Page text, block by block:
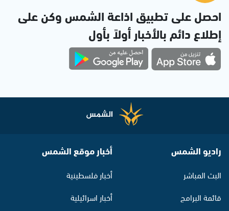
احصل على تطبيق اذاعة الشمس وكن على
إطلاع دائم بالأخبار أولاً بأول
راديو الشمس
البث المباشر
قائمة البرامج
أخبار موقع الشمس
أخبار فلسطينية
أخبار اسرائيلية